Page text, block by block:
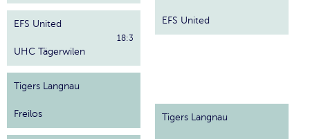
EFS United
UHC Tägerwilen
18:3
Tigers Langnau
Freilos
EFS United
Tigers Langnau